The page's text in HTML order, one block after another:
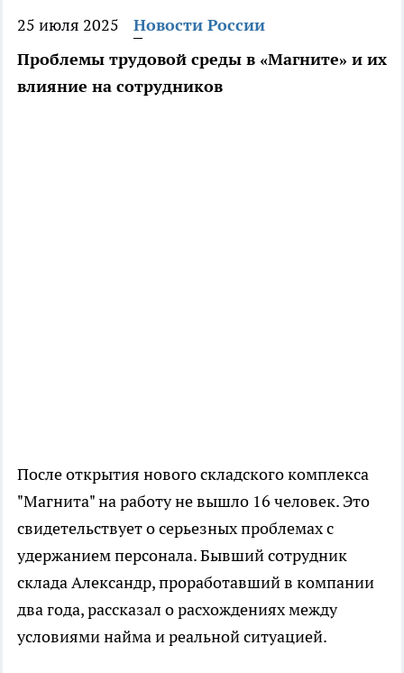
25 июля 2025
Новости России
Проблемы трудовой среды в «Магните» и их
влияние на сотрудников
После открытия нового складского комплекса
"Магнита" на работу не вышло 16 человек. Это
свидетельствует о серьезных проблемах с
удержанием персонала. Бывший сотрудник
склада Александр, проработавший в компании
два года, рассказал о расхождениях между
условиями найма и реальной ситуацией.